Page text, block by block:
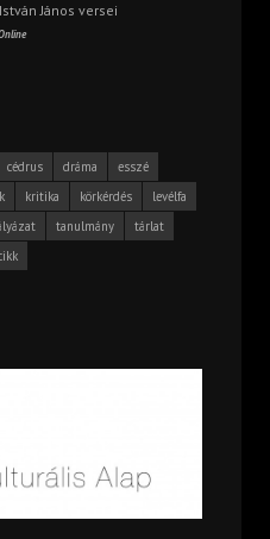
János versei
cédrus dráma
esszé
kritika körkérdés
levélfa
tanulmány
tárlat